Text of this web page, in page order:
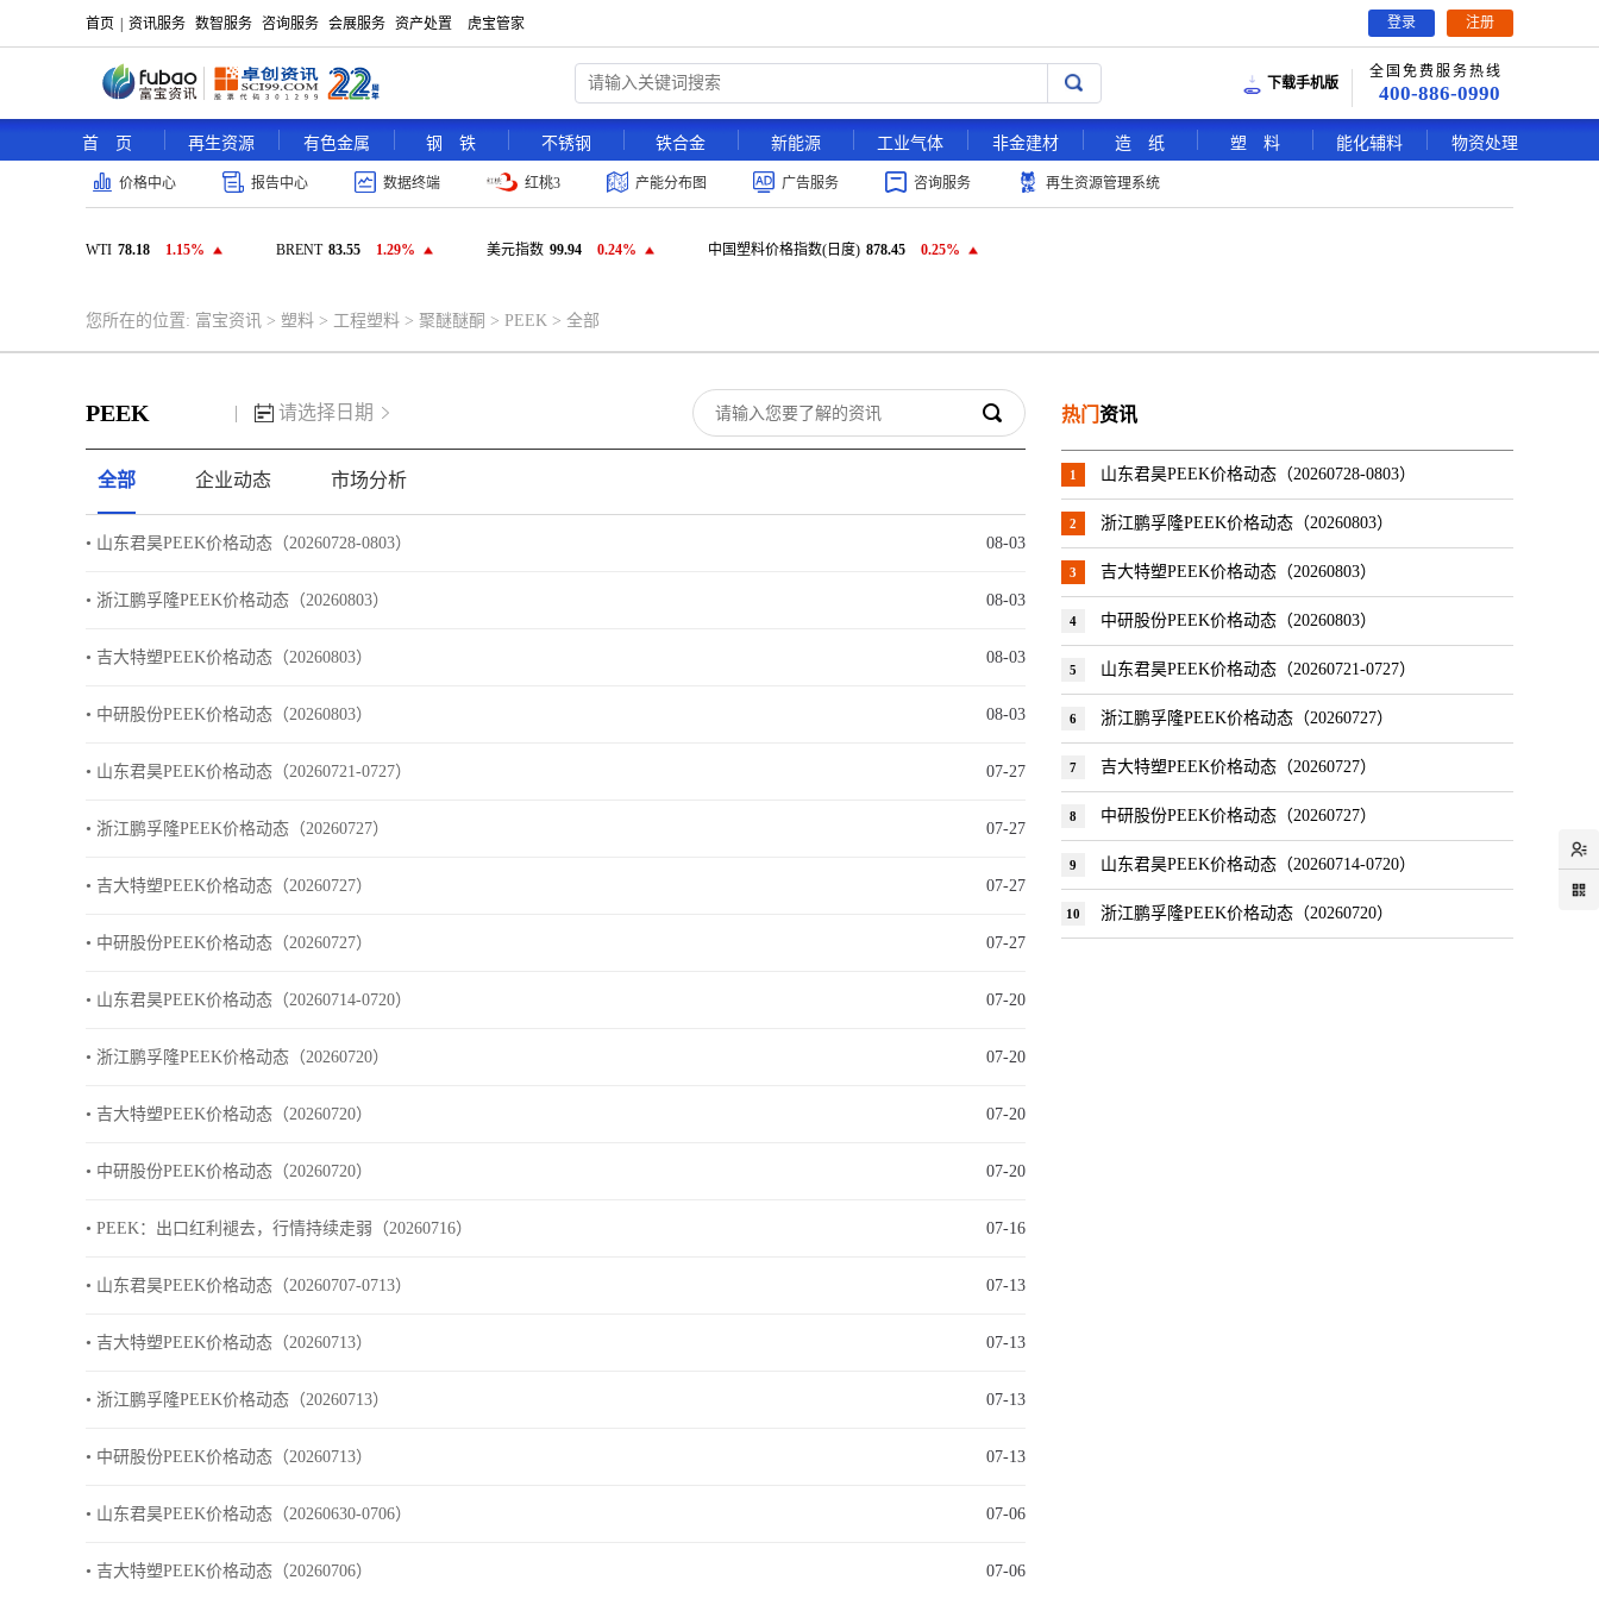
首页 资讯服务 数智服务 咨询服务 会展服务 资产处置 虎宝管家 注册
登录
下载手机版
全国免费服务热线
400-886-0990
首 页 再生资源 有色金属 钢 铁 不锈钢 铁合金 新能源 工业气体 非金建材 造 纸 塑 料 能化辅料 物资处理
价格中心 报告中心 数据终端 红桃3 产能分布图 广告服务 咨询服务 再生资源管理系统
WTI 78.18 1.15% BRENT 83.55 1.29% 美元指数 99.94 0.24% 中国塑料价格指数(日度) 878.45 0.25%
您所在的位置: 富宝资讯 > 塑料 > 工程塑料 > 聚醚醚酮 > PEEK > 全部
PEEK | 请选择日期
全部 企业动态 市场分析
• 山东君昊PEEK价格动态（20260728-0803） 08-03
• 浙江鹏孚隆PEEK价格动态（20260803） 08-03
• 吉大特塑PEEK价格动态（20260803） 08-03
• 中研股份PEEK价格动态（20260803） 08-03
• 山东君昊PEEK价格动态（20260721-0727） 07-27
• 浙江鹏孚隆PEEK价格动态（20260727） 07-27
• 吉大特塑PEEK价格动态（20260727） 07-27
• 中研股份PEEK价格动态（20260727） 07-27
• 山东君昊PEEK价格动态（20260714-0720） 07-20
• 浙江鹏孚隆PEEK价格动态（20260720） 07-20
• 吉大特塑PEEK价格动态（20260720） 07-20
• 中研股份PEEK价格动态（20260720） 07-20
• PEEK：出口红利褪去，行情持续走弱（20260716） 07-16
• 山东君昊PEEK价格动态（20260707-0713） 07-13
• 吉大特塑PEEK价格动态（20260713） 07-13
• 浙江鹏孚隆PEEK价格动态（20260713） 07-13
• 中研股份PEEK价格动态（20260713） 07-13
• 山东君昊PEEK价格动态（20260630-0706） 07-06
• 吉大特塑PEEK价格动态（20260706） 07-06
热门 资讯
1 山东君昊PEEK价格动态（20260728-0803）
2 浙江鹏孚隆PEEK价格动态（20260803）
3 吉大特塑PEEK价格动态（20260803）
4 中研股份PEEK价格动态（20260803）
5 山东君昊PEEK价格动态（20260721-0727）
6 浙江鹏孚隆PEEK价格动态（20260727）
7 吉大特塑PEEK价格动态（20260727）
8 中研股份PEEK价格动态（20260727）
9 山东君昊PEEK价格动态（20260714-0720）
10 浙江鹏孚隆PEEK价格动态（20260720）